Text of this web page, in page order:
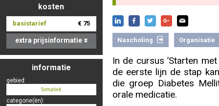
Nascholing aanmelden
kosten
basistarief € 75
extra prijsinformatie
informatie
gebied:
Somatiek
categorie(ën):
Nascholing Organisatie
In de cursus ’Starten
de eerste lijn de stap
die groep Diabetes
orale medicatie.